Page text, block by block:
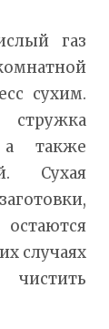
газ
сухим.
стружка
также
Сухая
случаях